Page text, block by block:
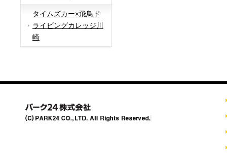
タイムズカー×飛鳥ド
ライビングカレッジ川
崎